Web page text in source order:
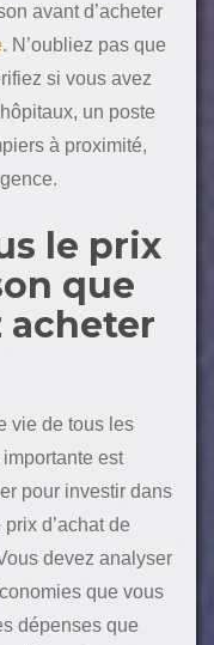
avant d’acheter
. N’oubliez pas que
si vous avez
un poste
à proximité,
le prix
que
acheter
vie de tous les
est
pour investir dans
d’achat de
devez analyser
que vous
dépenses que